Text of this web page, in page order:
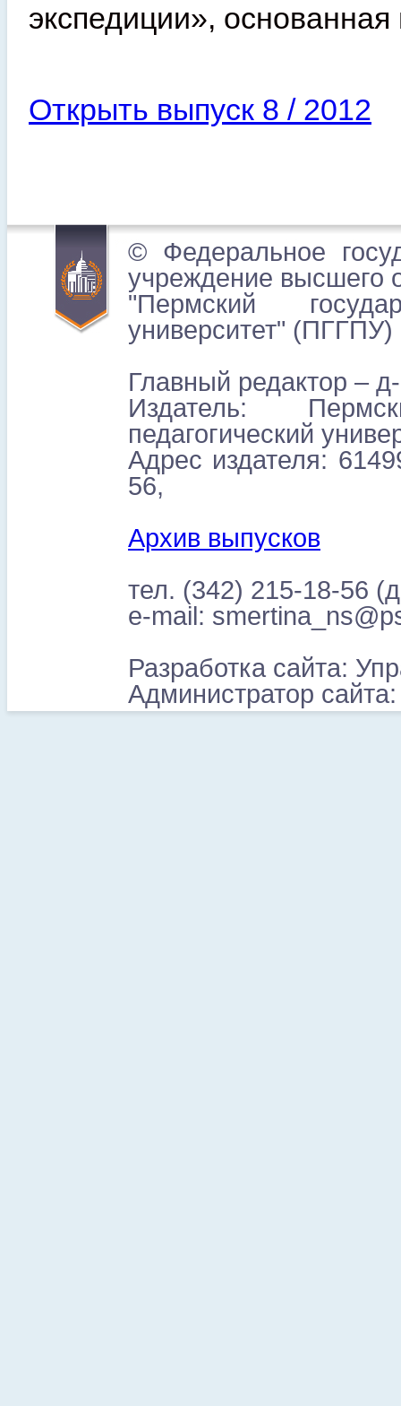
экспедиции»,
Открыть выпуск 8 / 2012
© Федеральное
учреждение высшего
"Пермский
университет" (ПГГПУ)
Главный редактор –
Издатель:
педагогический
Адрес издателя:
56,
Архив выпусков
тел. (342) 215-18-56
e-mail:
Разработка сайта:
Администратор